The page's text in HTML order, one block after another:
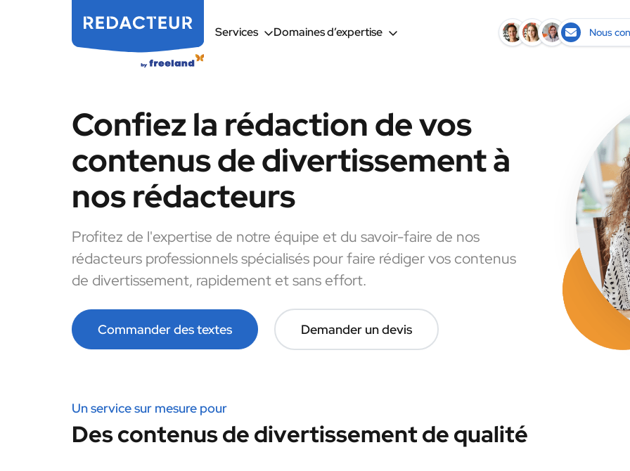
Services Domaines d’expertise Nous
Confiez la rédaction de vos
contenus de divertissement à
nos rédacteurs
Profitez de l'expertise de notre équipe et du savoir-faire de nos
rédacteurs professionnels spécialisés pour faire rédiger vos contenus
de divertissement, rapidement et sans effort.
Commander des textes Demander un devis
Un service sur mesure pour
Des contenus de divertissement de qualité